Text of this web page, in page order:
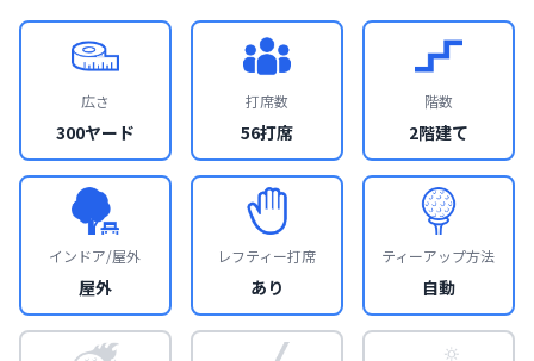
広さ
300ヤード
打席数
56打席
階数
2階建て
インドア/屋外
屋外
レフティー打席
あり
ティーアップ方法
自動